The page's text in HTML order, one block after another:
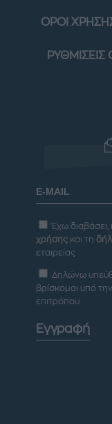
ΟΡΟΙ
ΡΥΘΜΙΣΕΙΣ
Έχω
χρήσης και τη
εταιρείας
Δηλώνω
βρίσκομαι υπό
επιτρόπου
Εγγραφή